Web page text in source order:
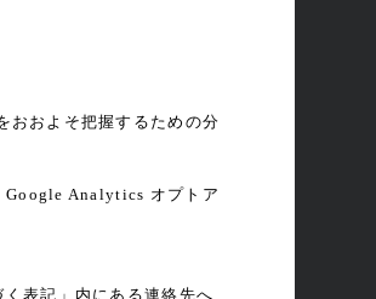
おおよそ把握するための分
Google Analytics オプトア
表記」内にある連絡先へ